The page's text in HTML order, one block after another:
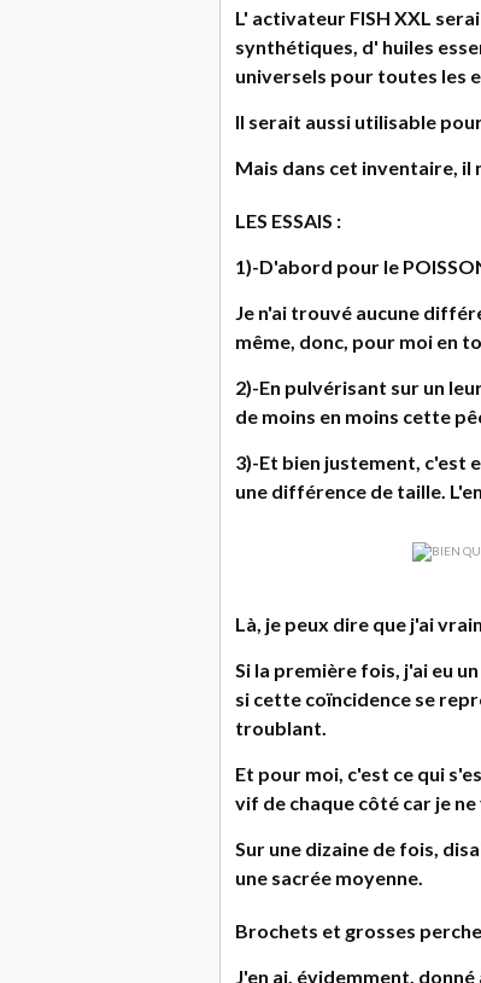
L' activateur FISH XXL
synthétiques, d' huiles
universels pour toutes les
Il serait aussi utilisable
Mais dans cet inventaire, il
LES ESSAIS :
1)-D'abord pour le
Je n'ai trouvé aucune
même, donc, pour moi en
2)-En pulvérisant sur un
de moins en moins cette
3)-Et bien justement, c'est
une différence de taille.
Là, je peux dire que j'ai
Si la première fois, j'ai eu
si cette coïncidence se
troublant.
Et pour moi, c'est ce qui
vif de chaque côté car je
Sur une dizaine de fois,
une sacrée moyenne.
Brochets et grosses
J'en ai, évidemment,